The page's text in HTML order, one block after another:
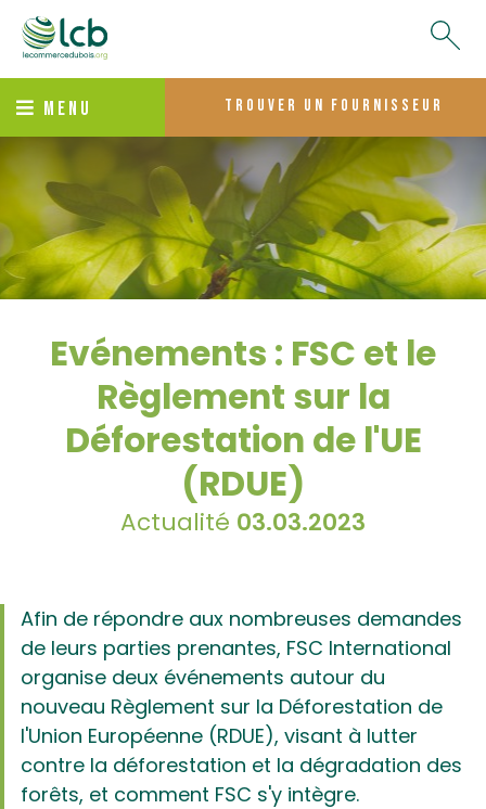
MENU trouver un fournisseur
Evénements : FSC et le
Règlement sur la
Déforestation de l'UE
(RDUE)
Actualité 03.03.2023
Afin de répondre aux nombreuses demandes
de leurs parties prenantes, FSC International
organise deux événements autour du
nouveau Règlement sur la Déforestation de
l'Union Européenne (RDUE), visant à lutter
contre la déforestation et la dégradation des
forêts, et comment FSC s'y intègre.